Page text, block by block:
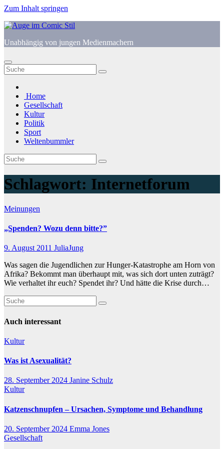
Zum Inhalt springen
Unabhängig von jungen Medienmachern
Home
Gesellschaft
Kultur
Politik
Sport
Weltenbummler
Schlagwort: Internetforum
Meinungen
„Spenden? Wozu denn bitte?”
9. August 2011 JuliaJung
Was sagen die Jugendlichen zur Hunger-Katastrophe am Horn von
Afrika? Bekommt man überhaupt mit, was sich dort unten zuträgt?
Wie verhaltet ihr euch? Spendet ihr? Und hätte die Krise durch…
Auch interessant
Kultur
Was ist Asexualität?
28. September 2024 Janine Schulz
Kultur
Katzenschnupfen – Ursachen, Symptome und Behandlung
20. September 2024 Emma Jones
Gesellschaft